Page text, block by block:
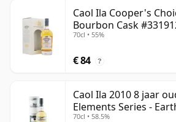
Caol Ila Cooper's
Bourbon Cask
70cl • 55%
€ 84 ?
Caol Ila 2010 8 jaar
Elements Series -
70cl • 58.5%